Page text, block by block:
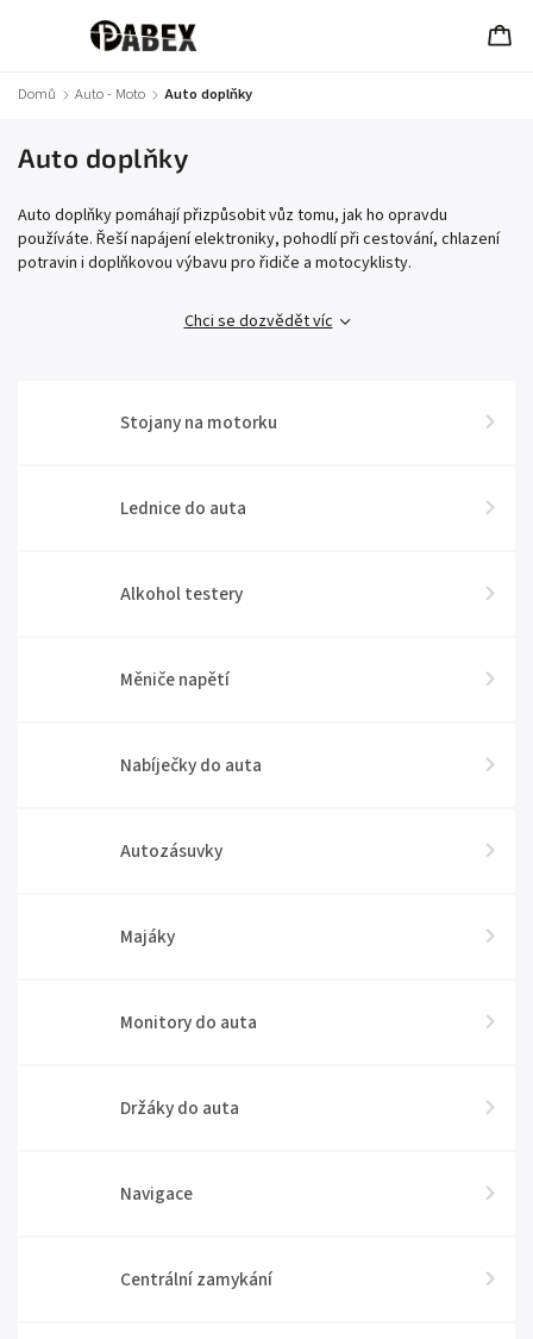
Domů / Auto - Moto / Auto doplňky
Auto doplňky
Auto doplňky pomáhají přizpůsobit vůz tomu, jak ho opravdu
používáte. Řeší napájení elektroniky, pohodlí při cestování, chlazení
potravin i doplňkovou výbavu pro řidiče a motocyklisty.
Chci se dozvědět víc
Stojany na motorku
Lednice do auta
Alkohol testery
Měniče napětí
Nabíječky do auta
Autozásuvky
Majáky
Monitory do auta
Držáky do auta
Navigace
Centrální zamykání